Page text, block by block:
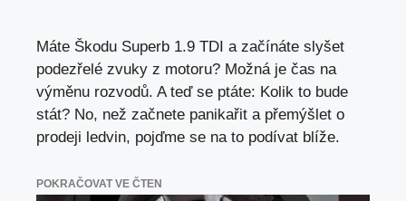
Máte Škodu Superb 1.9 TDI a začínáte slyšet
podezřelé zvuky z motoru? Možná je čas na
výměnu rozvodů. A teď se ptáte: Kolik to bude
stát? No, než začnete panikařit a přemýšlet o
prodeji ledvin, pojďme se na to podívat blíže.
POKRAČOVAT VE ČTEN